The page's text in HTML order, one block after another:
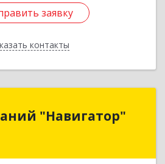
заявку
контакты
заявку
Назад
"Навигатор"
"Навигатор"
обл, Домодедово г,